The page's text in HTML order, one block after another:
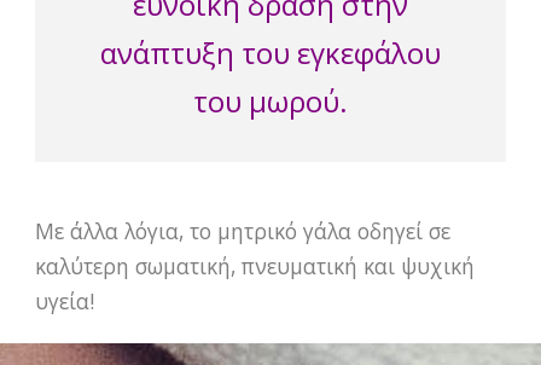
ανάπτυξη του εγκεφάλου
του μωρού.
Με άλλα λόγια, το μητρικό γάλα οδηγεί σε
καλύτερη σωματική, πνευματική και ψυχική
υγεία!